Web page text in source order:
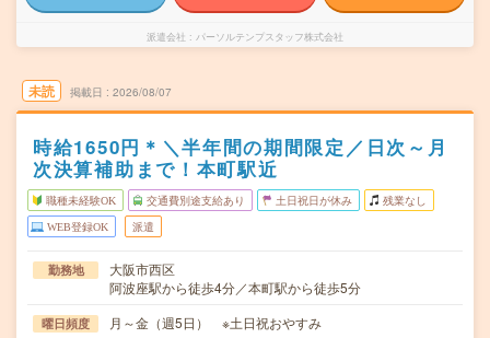
派遣会社 パーソルテンプスタッフ株式会社
未読 掲載日 2026/08/07
時給1650円＊＼半年間の期間限定／日次～月
次決算補助まで！本町駅近
職種未経験OK 交通費別途支給あり 土日祝日が休み 残業なし
WEB登録OK 派遣
勤務地
大阪市西区
阿波座駅から徒歩4分／本町駅から徒歩5分
曜日頻度 月～金（週5日） ※土日祝おやすみ